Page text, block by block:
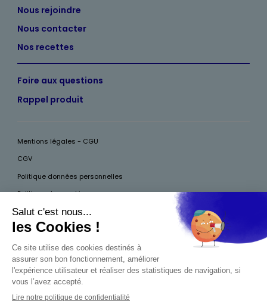
Nous rejoindre
Nous contacter
Nos recettes
Foire aux questions
Rappel produit
Mentions légales - CGU
CGV
Politique données personnelles
Politique des cookies
Accessibilité
Pour votre santé, mangez au moins cinq fruits et légumes par jour, plus
d’infos surwww.mangerbouger.fr